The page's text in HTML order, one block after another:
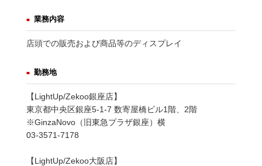
業務内容
店頭での販売および商品等のディスプレイ
勤務地
【LightUp/Zekoo銀座店】
東京都中央区銀座5-1-7 数寄屋橋ビル1階、2階
※GinzaNovo（旧東急プラザ銀座）横
03-3571-7178
【LightUp/Zekoo大阪店】